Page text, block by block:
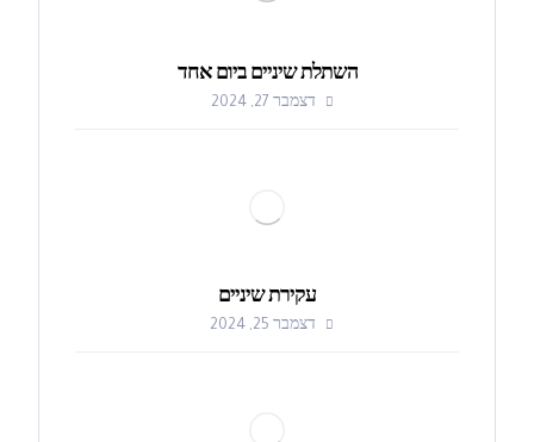
השתלת שיניים ביום אחד
דצמבר 27, 2024
עקירת שיניים
דצמבר 25, 2024